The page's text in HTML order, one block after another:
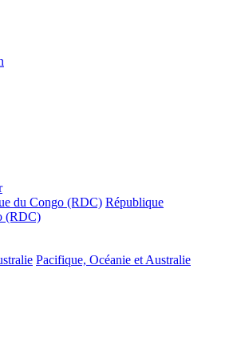
du Congo (RDC) République
(RDC)
Pacifique, Océanie et Australie